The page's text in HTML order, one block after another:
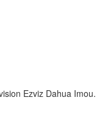
Ezviz Dahua Imou.